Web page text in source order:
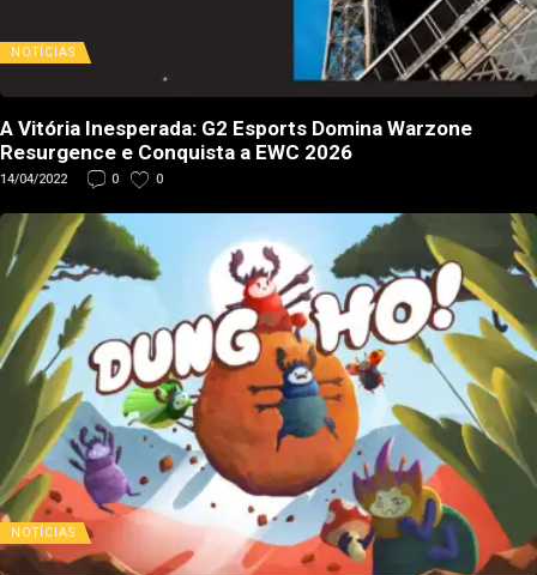
NOTÍCIAS
A Vitória Inesperada: G2 Esports Domina Warzone
Resurgence e Conquista a EWC 2026
14/04/2022 0 0
NOTÍCIAS